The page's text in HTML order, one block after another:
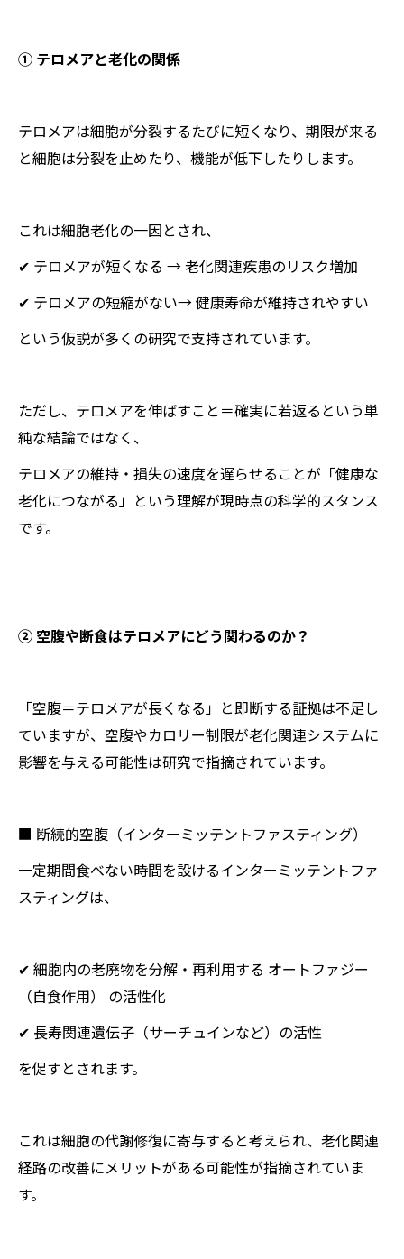
① テロメアと老化の関係
テロメアは細胞が分裂するたびに短くなり、期限が来る
と細胞は分裂を止めたり、機能が低下したりします。
これは細胞老化の一因とされ、
✔ テロメアが短くなる → 老化関連疾患のリスク増加
✔ テロメアの短縮がない→ 健康寿命が維持されやすい
という仮説が多くの研究で支持されています。
ただし、テロメアを伸ばすこと＝確実に若返るという単
純な結論ではなく、
テロメアの維持・損失の速度を遅らせることが「健康な
老化につながる」という理解が現時点の科学的スタンス
です。
② 空腹や断食はテロメアにどう関わるのか？
「空腹＝テロメアが長くなる」と即断する証拠は不足し
ていますが、空腹やカロリー制限が老化関連システムに
影響を与える可能性は研究で指摘されています。
■ 断続的空腹（インターミッテントファスティング）
一定期間食べない時間を設けるインターミッテントファ
スティングは、
✔ 細胞内の老廃物を分解・再利用する オートファジー
（自食作用） の活性化
✔ 長寿関連遺伝子（サーチュインなど）の活性
を促すとされます。
これは細胞の代謝修復に寄与すると考えられ、老化関連
経路の改善にメリットがある可能性が指摘されていま
す。